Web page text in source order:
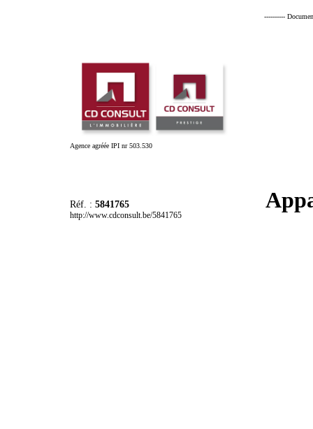
----------
Agence agréée IPI nr 503.530
Réf. : 5841765
http://www.cdconsult.be/5841765